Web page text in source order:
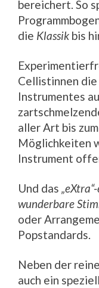
bereichert. So
die Klassik bis
Cellistinnen
Instrumentes
aller Art bis
Möglichkeiten
Instrument
Und das
wunderbare
oder
Popstandards.
Neben der
auch ein